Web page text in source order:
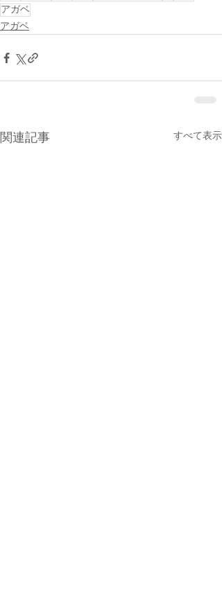
アガベ
アガベ
関連記事 すべて表示